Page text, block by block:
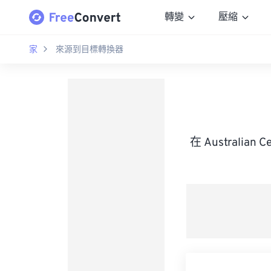
轉變 壓縮
家 來源到目標轉換器
在 Australian